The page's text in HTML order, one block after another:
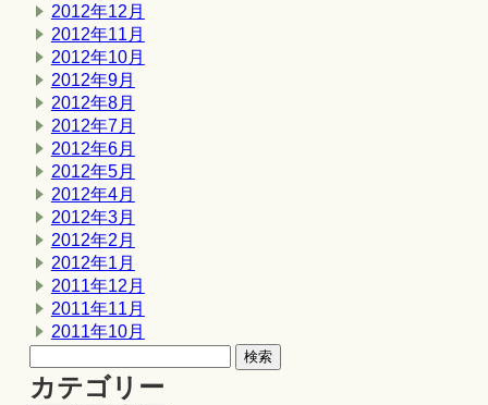
2012年12月
2012年11月
2012年10月
2012年9月
2012年8月
2012年7月
2012年6月
2012年5月
2012年4月
2012年3月
2012年2月
2012年1月
2011年12月
2011年11月
2011年10月
カテゴリー